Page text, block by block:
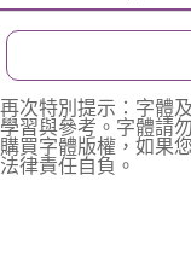
再次特別提示：字體
學習與參考。字體請
購買字體版權，如果
法律責任自負。